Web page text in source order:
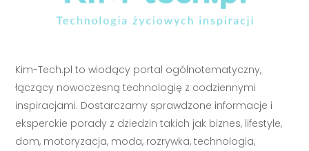
Kim-Tech.pl to wiodący portal ogólnotematyczny,
łączący nowoczesną technologię z codziennymi
inspiracjami. Dostarczamy sprawdzone informacje i
eksperckie porady z dziedzin takich jak biznes, lifestyle,
dom, motoryzacja, moda, rozrywka, technologia,